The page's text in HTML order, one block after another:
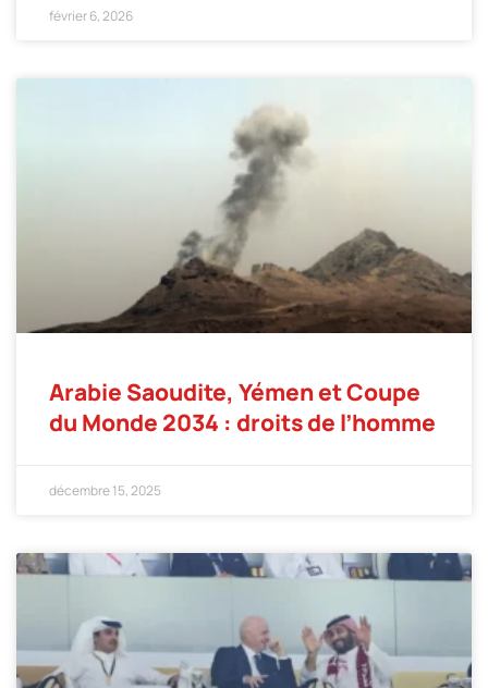
février 6, 2026
Arabie Saoudite, Yémen et Coupe
du Monde 2034 : droits de l’homme
décembre 15, 2025